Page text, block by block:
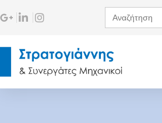
Search
for: